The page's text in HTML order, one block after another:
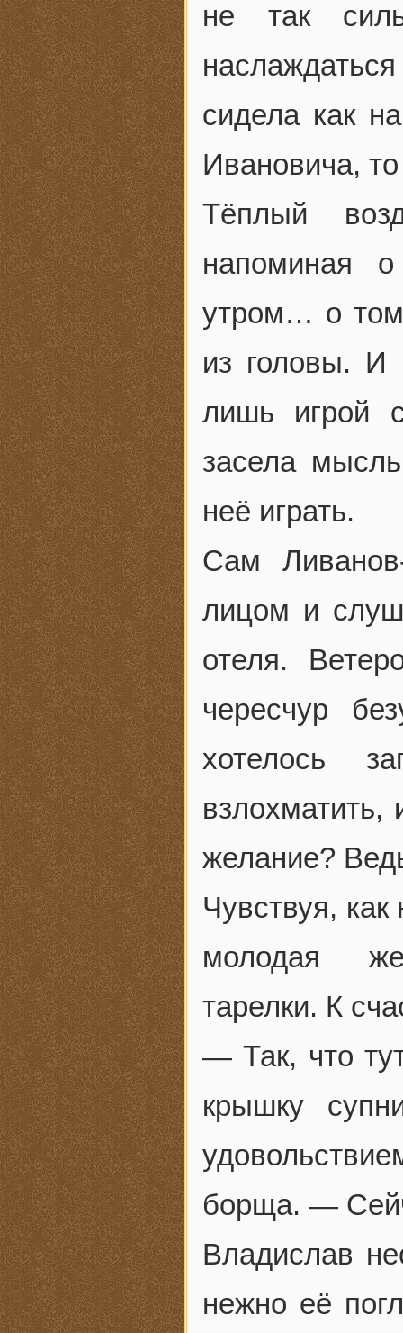
не так
сидела как
Ивановича,
Тёплый
напоминая
утром… о том
из головы. И
лишь игрой
засела
неё играть.
Сам
лицом и
отеля.
чересчур
хотелось
взлохматить,
желание?
Чувствуя, как
молодая
тарелки. К
— Так, что
крышку
борща. —
Владислав
нежно её